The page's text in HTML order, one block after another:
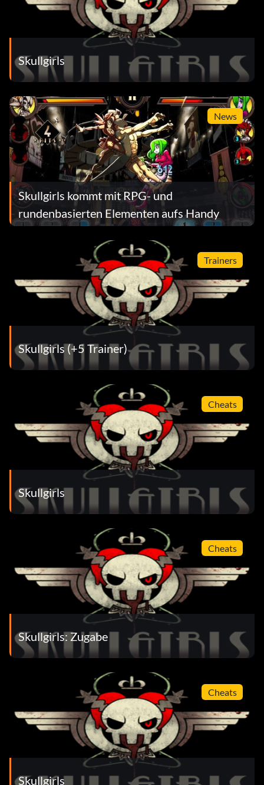
Skullgirls
News
Skullgirls kommt mit RPG- und
rundenbasierten Elementen aufs Handy
Trainers
Skullgirls (+5 Trainer)
Cheats
Skullgirls
Cheats
Skullgirls: Zugabe
Cheats
Skullgirls